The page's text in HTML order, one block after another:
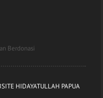
Berdonasi
HIDAYATULLAH PAPUA